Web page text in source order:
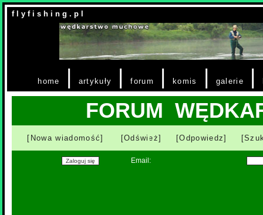
f l y f i s h i n g . p l
home | artykuły |forum | komis | galerie |
FORUM
[Nowa wiadomość] [Odśwież] [Odpowiedz]
Email: